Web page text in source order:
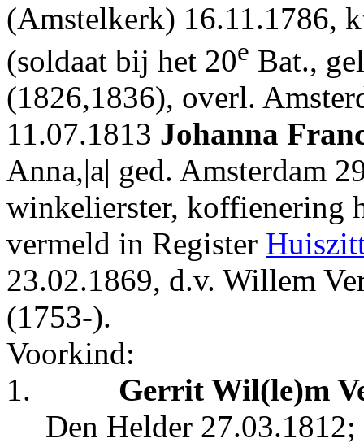
(Amstelkerk) 16.11.1786,
(soldaat bij het 20e Bat.,
(1826,1836), overl.
11.07.1813 Johanna
Anna,|a| ged. Amsterdam
winkelierster, koffienering
vermeld in Register
23.02.1869, d.v. Willem
(1753-).
Voorkind:
1.
Gerrit Wil(le)m
Den Helder 27.03.1812;